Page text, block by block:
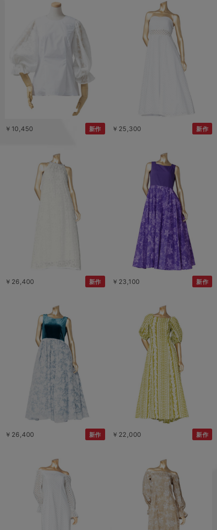
￥10,450 新作 ￥25,300 新作
￥26,400 新作 ￥23,100 新作
￥26,400 新作 ￥22,000 新作